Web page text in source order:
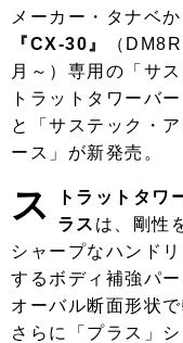
ショップレポート
自動車豆知識
鈑金・塗装
ディテイリング
ディテイリング
ヘッドライト磨き
フィルム・ラッピン
鈑金・塗装
特集記事
ストップ 不具合修理＆粗
コラム
ショップ紹介
ショップレポート
レストア
カーメーカー「旧車」関
ェクト
イベント
イベント告知
メーカー・タナベか
『CX-30』
（
月～）専用の「サ
トラットタワーバー
と「サステック・
ース」が新発売。
ス
トラットタワ
ラス は、剛性
シャープなハンド
するボディ補強パ
オーバル断面形状
さらに「プラス」